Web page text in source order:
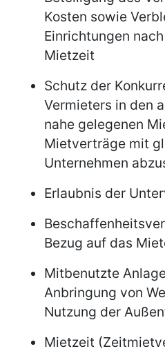
Kosten sowie
Einrichtungen
Mietzeit
Schutz der
Vermieters in den
nahe gelegenen
Mietverträge mit
Unternehmen
Erlaubnis der
Bezug auf das
Mitbenutzte
Anbringung von
Nutzung der
Mietzeit